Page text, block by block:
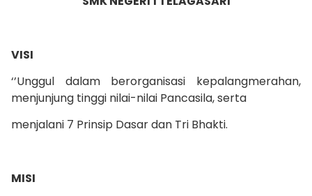
VISI
‘’Unggul dalam berorganisasi kepalangmerahan,
menjunjung tinggi nilai-nilai Pancasila, serta
menjalani 7 Prinsip Dasar dan Tri Bhakti.
MISI